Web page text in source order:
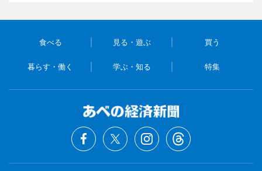
食べる 見る・遊ぶ 買う
暮らす・働く 学ぶ・知る 特集